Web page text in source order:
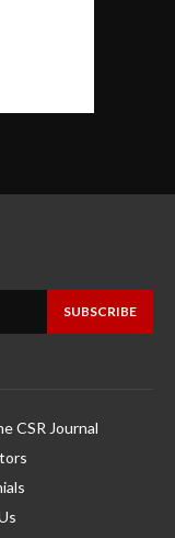
SUBSCRIBE
CSR Journal